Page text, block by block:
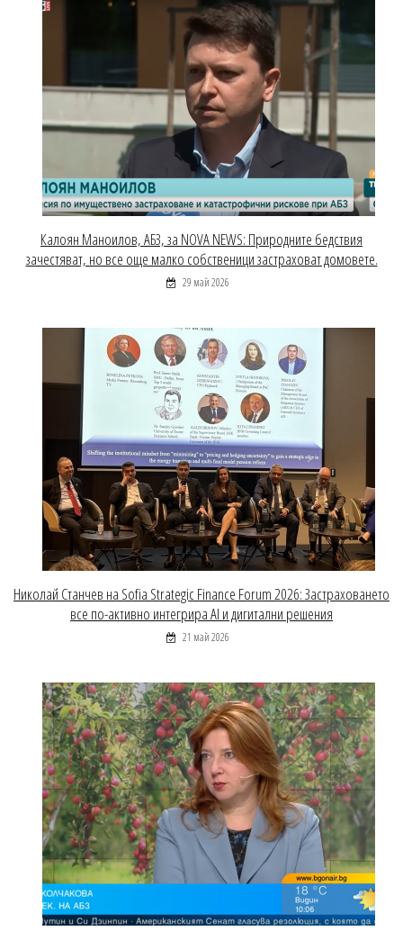
Калоян Маноилов, АБЗ, за NOVA NEWS: Природните бедствия
зачестяват, но все още малко собственици застраховат домовете.
29 май 2026
Николай Станчев на Sofia Strategic Finance Forum 2026: Застраховането
все по-активно интегрира AI и дигитални решения
21 май 2026